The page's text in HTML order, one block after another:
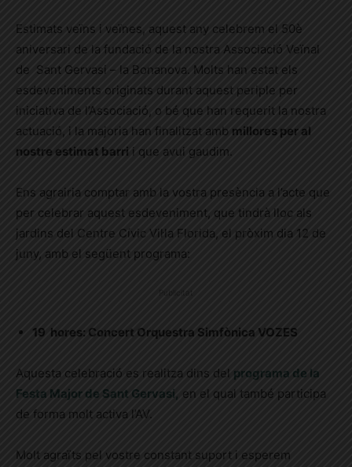
Estimats veïns i veïnes, aquest any celebrem el 50è
aniversari de la fundació de la nostra Associació Veïnal
de Sant Gervasi – la Bonanova. Molts han estat els
esdeveniments originats durant aquest periple per
iniciativa de l’Associació, o bé que han requerit la nostra
actuació, i la majoria han finalitzat amb millores per al
nostre estimat barri i que avui gaudim.
Ens agrairia comptar amb la vostra presència a l’acte que
per celebrar aquest esdeveniment, que tindrà lloc als
jardins del Centre Cívic Vil·la Florida, el pròxim dia 12 de
juny, amb el següent programa:
19 hores: Concert Orquestra Simfònica VOZES
Aquesta celebració es realitza dins del programa de la
Festa Major de Sant Gervasi, en el qual també participa
de forma molt activa l’AV.
Molt agraïts pel vostre constant suport i esperem